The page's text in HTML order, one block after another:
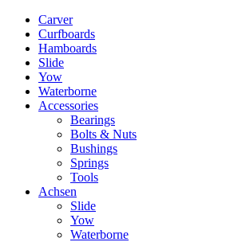
Carver
Curfboards
Hamboards
Slide
Yow
Waterborne
Accessories
Bearings
Bolts & Nuts
Bushings
Springs
Tools
Achsen
Slide
Yow
Waterborne